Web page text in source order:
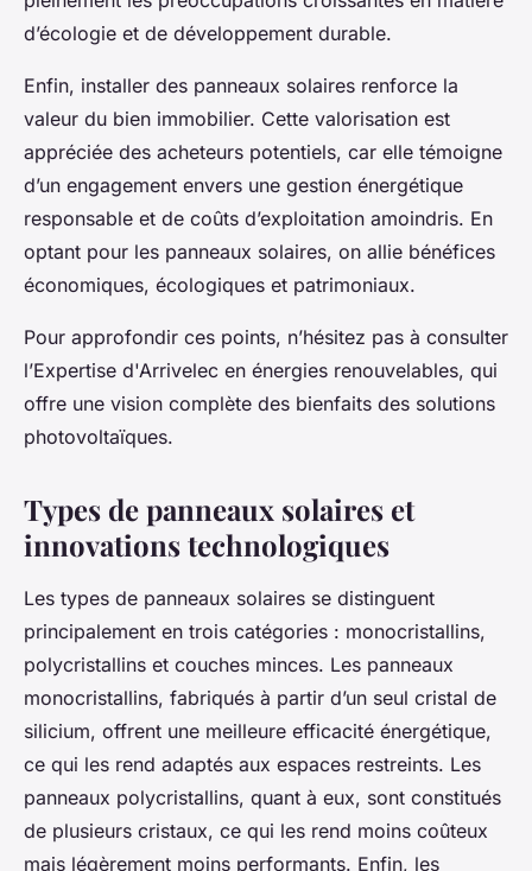
d’écologie et de développement durable.
Enfin, installer des panneaux solaires renforce la
valeur du bien immobilier. Cette valorisation est
appréciée des acheteurs potentiels, car elle témoigne
d’un engagement envers une gestion énergétique
responsable et de coûts d’exploitation amoindris. En
optant pour les panneaux solaires, on allie bénéfices
économiques, écologiques et patrimoniaux.
Pour approfondir ces points, n’hésitez pas à consulter
l’Expertise d'Arrivelec en énergies renouvelables, qui
offre une vision complète des bienfaits des solutions
photovoltaïques.
Types de panneaux solaires et
innovations technologiques
Les types de panneaux solaires se distinguent
principalement en trois catégories : monocristallins,
polycristallins et couches minces. Les panneaux
monocristallins, fabriqués à partir d’un seul cristal de
silicium, offrent une meilleure efficacité énergétique,
ce qui les rend adaptés aux espaces restreints. Les
panneaux polycristallins, quant à eux, sont constitués
de plusieurs cristaux, ce qui les rend moins coûteux
mais légèrement moins performants. Enfin, les